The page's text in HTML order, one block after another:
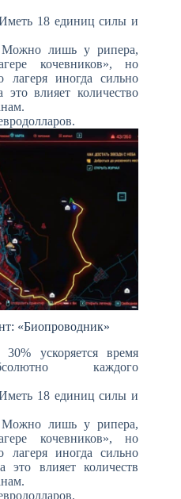
Иметь 18 единиц силы и
Можно лишь у рипера,
кочевников», но
лагеря иногда сильно
это влияет количество
«Биопроводник»
ускоряется время
каждого
Иметь 18 единиц силы и
Можно лишь у рипера,
кочевников», но
лагеря иногда сильно
это влияет количеств